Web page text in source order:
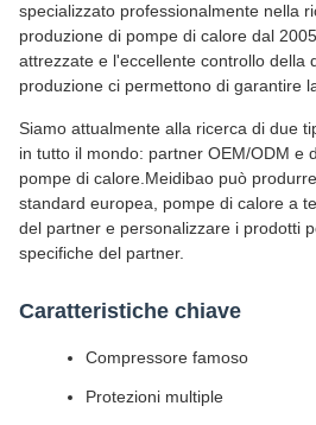
specializzato professionalmente nella
produzione di pompe di calore dal
attrezzate e l'eccellente controllo della
produzione ci permettono di garantire
Siamo attualmente alla ricerca di due
in tutto il mondo: partner OEM/ODM e
pompe di calore.Meidibao può
standard europea, pompe di calore a
del partner e personalizzare i prodotti
specifiche del partner.
Caratteristiche chiave
Compressore famoso
Protezioni multiple